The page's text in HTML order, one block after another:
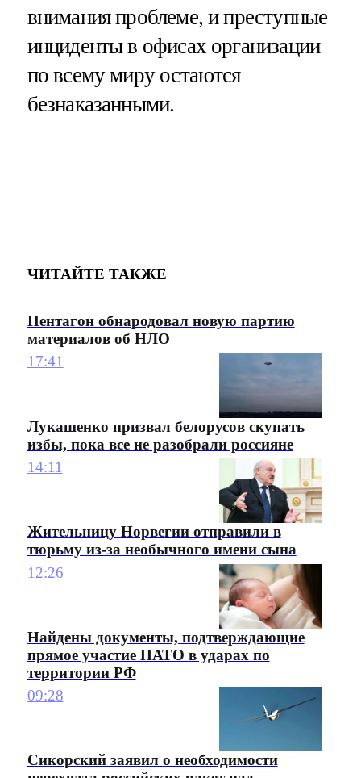
внимания проблеме, и преступные
инциденты в офисах организации
по всему миру остаются
безнаказанными.
ЧИТАЙТЕ ТАКЖЕ
Пентагон обнародовал новую партию
материалов об НЛО
17:41
Лукашенко призвал белорусов скупать
избы, пока все не разобрали россияне
14:11
Жительницу Норвегии отправили в
тюрьму из-за необычного имени сына
12:26
Найдены документы, подтверждающие
прямое участие НАТО в ударах по
территории РФ
09:28
Сикорский заявил о необходимости